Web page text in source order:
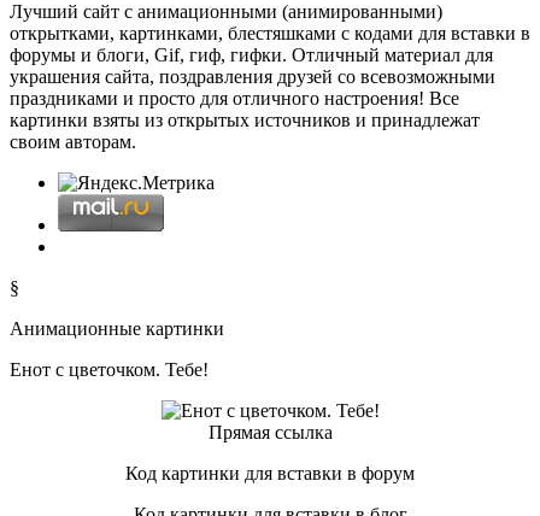
Лучший сайт с анимационными (анимированными)
открытками, картинками, блестяшками с кодами для вставки в
форумы и блоги, Gif, гиф, гифки. Отличный материал для
украшения сайта, поздравления друзей со всевозможными
праздниками и просто для отличного настроения! Все
картинки взяты из открытых источников и принадлежат
своим авторам.
§
Анимационные картинки
Енот с цветочком. Тебе!
Прямая ссылка
Код картинки для вставки в форум